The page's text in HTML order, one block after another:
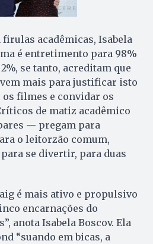
firulas acadêmicas, Isabela
é entretimento para 98%
se tanto, acreditam que
mais para justificar isto
os filmes e convidar os
de matiz acadêmico
— pregam para
o leitorzão comum,
se divertir, para duas
é mais ativo e propulsivo
encarnações do
anota Isabela Boscov. Ela
“suando em bicas, a